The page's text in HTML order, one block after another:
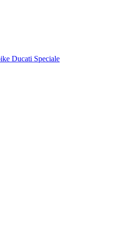
Ducati Speciale